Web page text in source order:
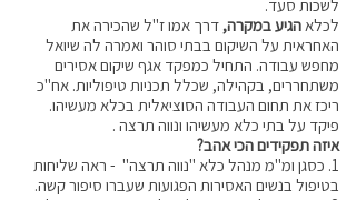
לשכות סעד.
לכלאהגיע במקרה, דרך אמו ז"ל שהכירה את
האחראית על השיקום בבתי סוהר ואמרה לה שיואל
מחפש עבודה. התחיל כמפקד אגף שיקום אסירים
משתחררים, בקהילה, שכלל תכניות טיפוליות. אח"כ
ריכז את תחום העבודה הסוציאלית בכלא מעשיהו.
פיקד על בתי כלא מעשיהו ונווה תרצה .
איזה תפקידים הכי אהב?
1. כסגן ומ"מ מנהל כלא "נווה תרצה" - ראה שליחות
בטיפול בנשים האסירות הפגועות שעברו סיפור קשה.